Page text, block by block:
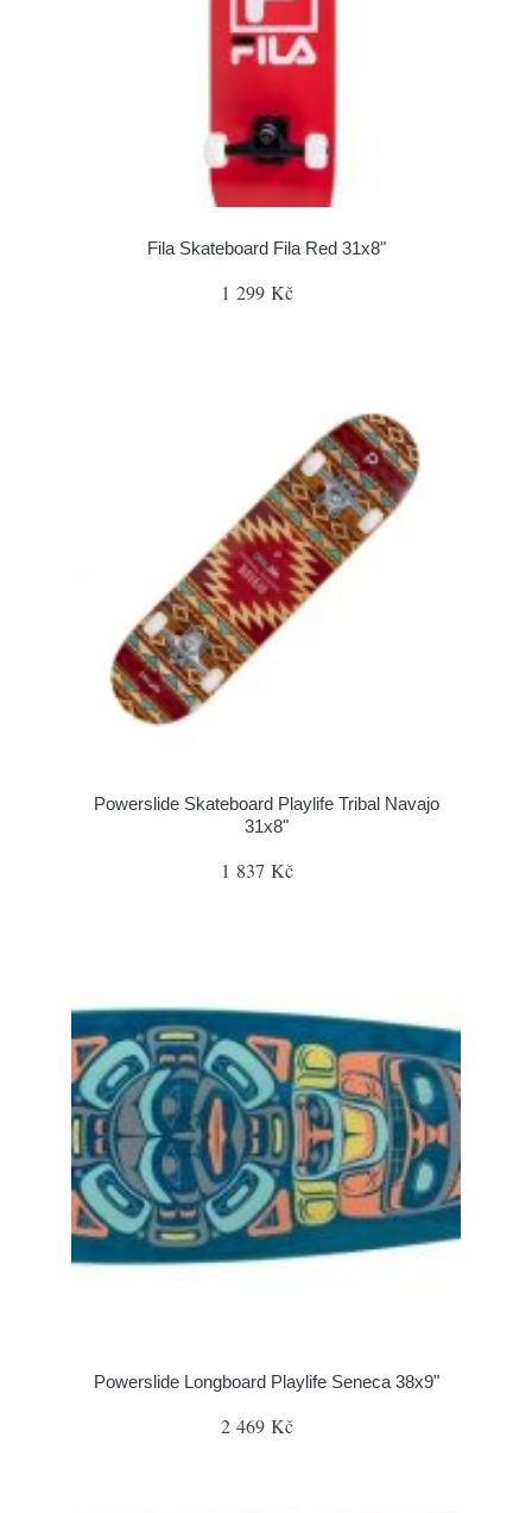
Fila Skateboard Fila Red 31x8"
1 299 Kč
Powerslide Skateboard Playlife Tribal Navajo
31x8"
1 837 Kč
Powerslide Longboard Playlife Seneca 38x9"
2 469 Kč